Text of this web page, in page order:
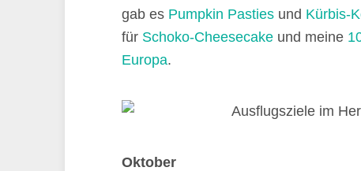
gab es Pumpkin Pasties und Kürbis-
für Schoko-Cheesecake und meine
Europa.
Oktober